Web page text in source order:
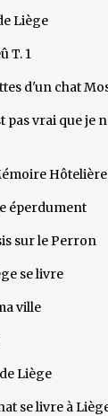
Liège
T. 1
d'un chat
pas vrai que je
éperdument
sur le Perron
se livre
ville
Liège
se livre à